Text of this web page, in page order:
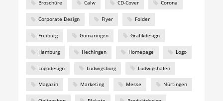
Broschüre Calw CD-Cover Corona
Corporate Design Flyer Folder
Freiburg Gomaringen Grafikdesign
Hamburg Hechingen Homepage Logo
Logodesign Ludwigsburg Ludwigshafen
Magazin Marketing Messe Nürtingen